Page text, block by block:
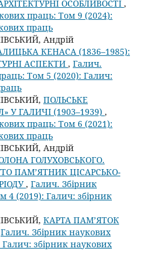
ОСОБЛИВОСТІ ,
праць: Том 9 (2024):
праць
Андрій
КЕНАСА (1836–1985):
АСПЕКТИ , Галич.
Том 5 (2020): Галич:
ПОЛЬСЬКЕ
У ГАЛИЧІ (1903–1939) ,
праць: Том 6 (2021):
праць
Андрій
ГОЛУХОВСЬКОГО.
ПАМ’ЯТНИК ЦІСАРСЬКО-
, Галич. Збірник
4 (2019): Галич: збірник
КАРТА ПАМ’ЯТОК
Галич. Збірник наукових
збірник наукових